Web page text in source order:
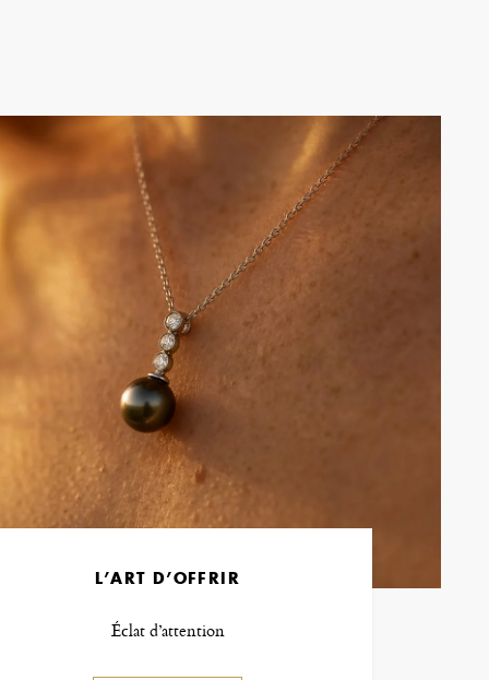
L’ART D’OFFRIR
Éclat d’attention